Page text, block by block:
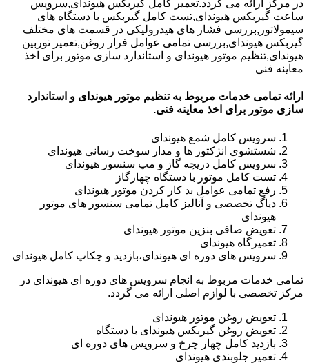
در مرکز ارائه می گردد.تعمیر کامل گیربکس هیوندای,سرویس
ساعت گیربکس هیوندای,تست کامل گیربکس با دستگاه های
سیمولاتور,بررسی فشار های هیدرولیکی در قسمت های مختلف
گیربکس هیوندای,بررسی تمامی عوامل فرار روغن,تعمیر توربین
هیوندای,تنظیم موتور هیوندای و استاندارد سازی موتور برای اخذ
معاینه فنی
ارائه تمامی خدمات مربوط به تنظیم موتور هیوندای و استاندارد
سازی موتور برای اخذ معاینه فنی.
سرویس کامل شمع هیوندای
شستشوی انژکتور ها و مدار سوخت رسانی هیوندای
سرویس کامل دریچه گاز و مپ سنسور هیوندای
تست کامل موتور با دستگاه چهارگاز
رفع تمامی عوامل بد کار کردن موتور هیوندای
دیاگ تخصصی و آنالیز کامل تمامی سنسور های موتور
هیوندای
تعویض صافی بنزین موتور هیوندای
تعمیرگاه هیوندای
سرویس های دوره ای هیوندای،بازدید و چکاپ کامل هیوندای
تمامی خدمات مربوط به انجام سرویس های دوره ای هیوندای در
مرکز تخصصی با لوازم اصلی ارائه می گردد.
تعویض روغن موتور هیوندای
تعویض روغن گیربکس هیوندای با دستگاه
بازدید کامل چهار چرخ و سرویس های دوره ای
تعمیر جلوبندی هیوندای